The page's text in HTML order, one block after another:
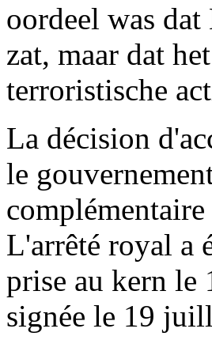
oordeel was
zat, maar dat
terroristische
La décision
le
L'arrêté royal a
prise au kern le
signée le 19